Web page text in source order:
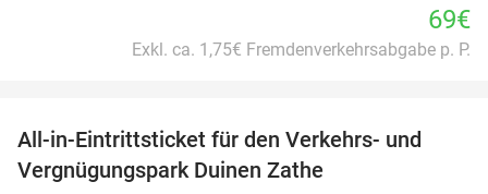
69€
Exkl. ca. 1,75€ Fremdenverkehrsabgabe p. P.
All-in-Eintrittsticket für den Verkehrs- und
Vergnügungspark Duinen Zathe